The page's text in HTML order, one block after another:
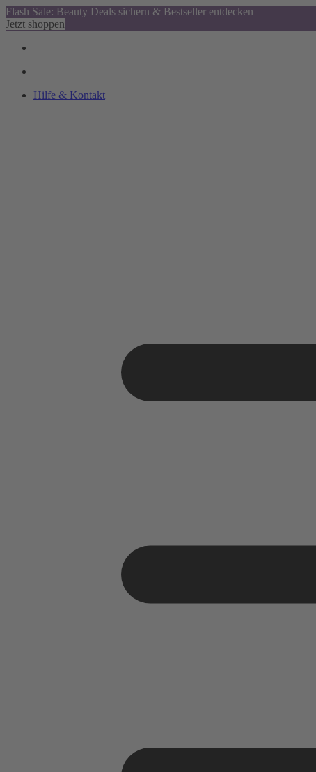
Flash Sale: Beauty Deals sichern & Bestseller entdecken
Jetzt shoppen
Hilfe & Kontakt